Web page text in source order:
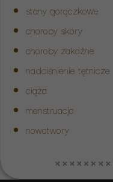
stany gorączkowe
choroby skóry
choroby zakaźne
nadciśnienie tętnicze
ciąża
menstruacja
nowotwory